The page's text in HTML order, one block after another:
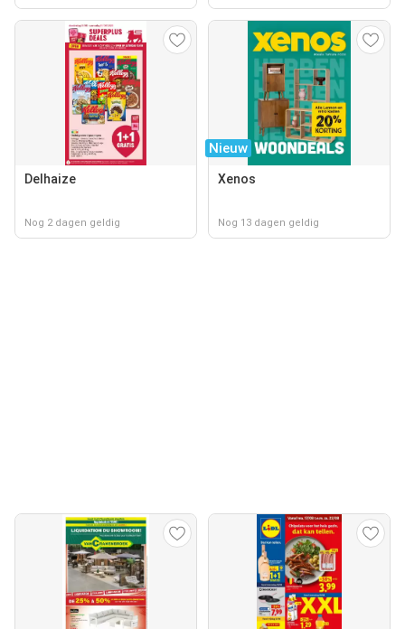
Delhaize
Nog 2 dagen geldig
Nieuw
Xenos
Nog 13 dagen geldig